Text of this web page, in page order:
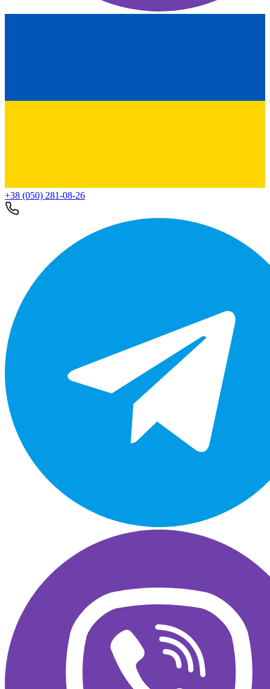
+38 (050) 281-08-26